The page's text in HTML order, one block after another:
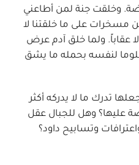
وخلقت جنة لمن أطاعني
مسخرات على ما خلقتنا لا
عقاباً. ولما خلق آدم عرض
لنفسه بحمله ما يشق
تدرك ما لا يدركه أكثر
عليها؟ وهل للجبال عقل
وتسابيح داود؟